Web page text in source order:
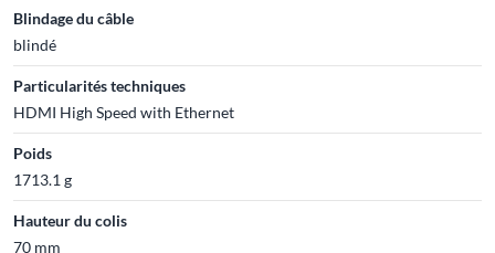
Blindage du câble
blindé
Particularités techniques
HDMI High Speed with Ethernet
Poids
1713.1 g
Hauteur du colis
70 mm